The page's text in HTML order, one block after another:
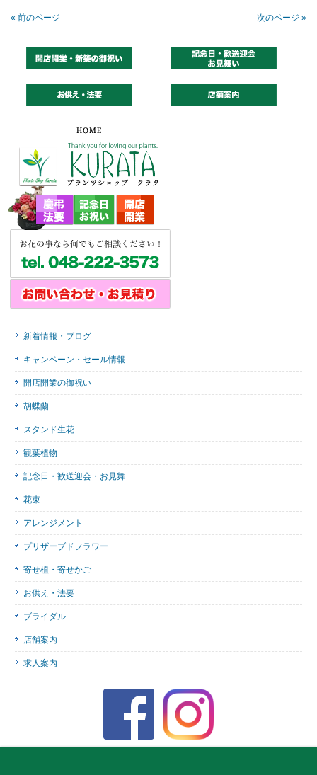
« 前のページ 次のページ »
新着情報・ブログ
キャンペーン・セール情報
開店開業の御祝い
胡蝶蘭
スタンド生花
観葉植物
記念日・歓送迎会・お見舞
花束
アレンジメント
プリザーブドフラワー
寄せ植・寄せかご
お供え・法要
ブライダル
店舗案内
求人案内